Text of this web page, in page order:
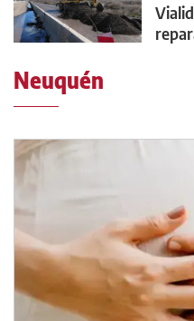
Neuquén